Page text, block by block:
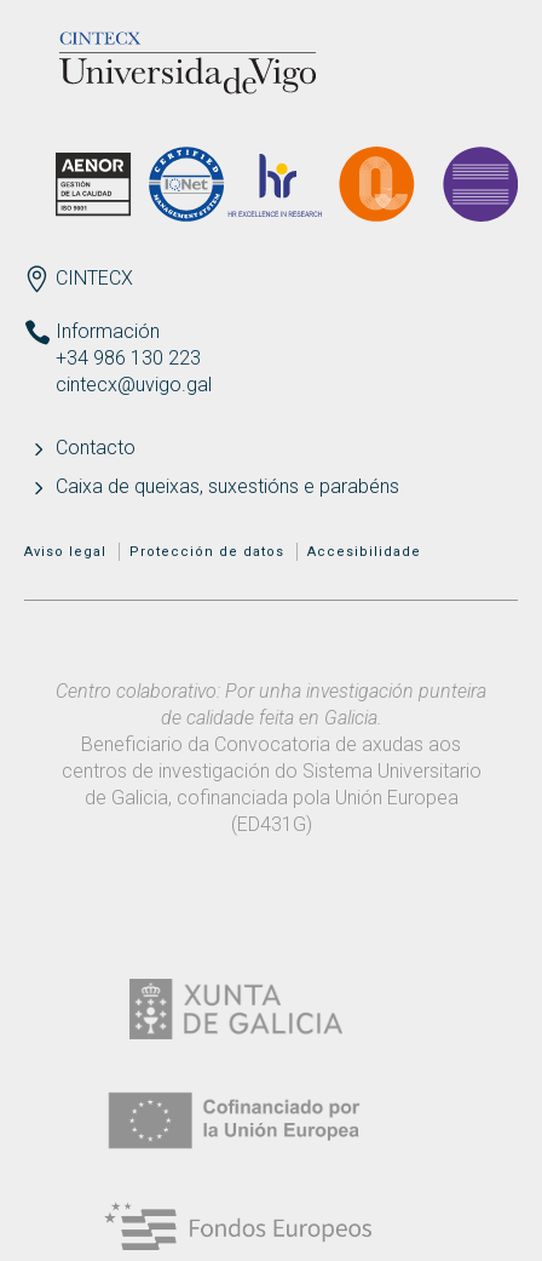
ENDEREZO
CINTECX
Información
+34 986 130 223
cintecx@uvigo.gal
Contacto
Caixa de queixas, suxestións e parabéns
MENÚ ADICIONAL
Aviso legal Protección de datos Accesibilidade
Centro colaborativo: Por unha investigación punteira
de calidade feita en Galicia.
Beneficiario da Convocatoria de axudas aos
centros de investigación do Sistema Universitario
de Galicia, cofinanciada pola Unión Europea
(ED431G)